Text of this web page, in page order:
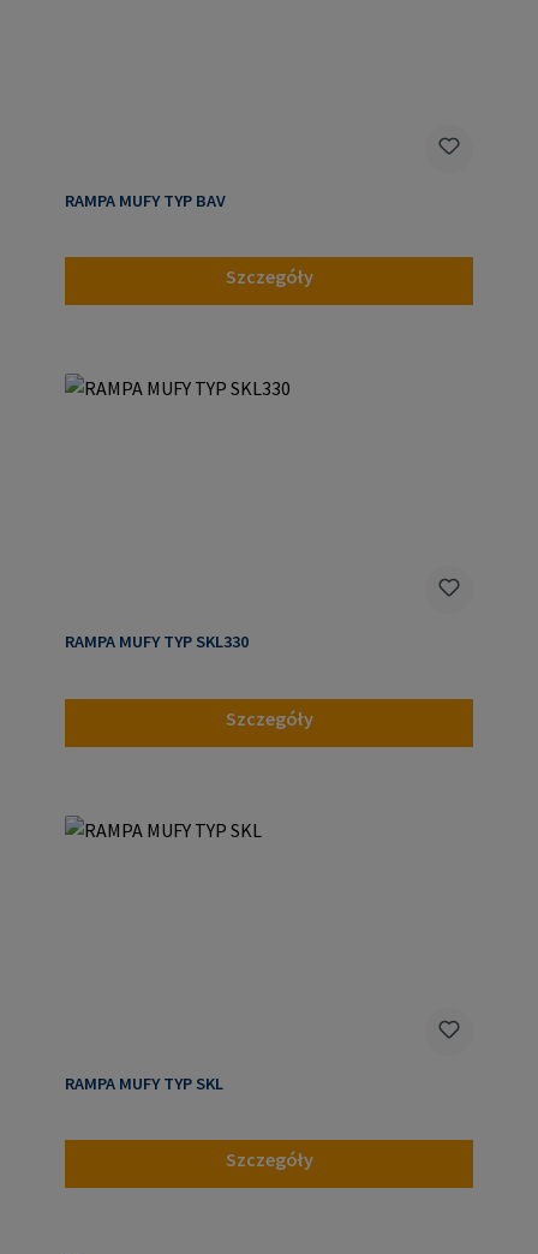
RAMPA MUFY TYP BAV
Szczegóły
RAMPA MUFY TYP SKL330
Szczegóły
RAMPA MUFY TYP SKL
Szczegóły